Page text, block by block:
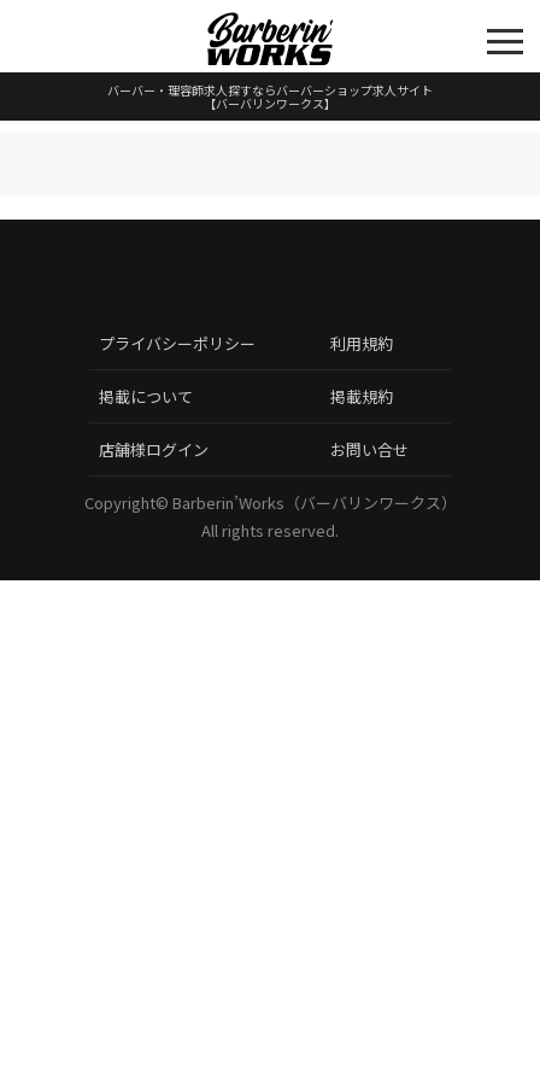
バーバー・理容師求人探すならバーバーショップ求人サイト
【バーバリンワークス】
プライバシーポリシー 利用規約
掲載について 掲載規約
店舗様ログイン お問い合せ
Copyright© Barberin’Works（バーバリンワークス）
All rights reserved.